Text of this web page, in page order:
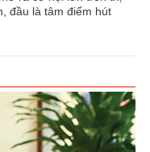
đầu là tâm điểm hút